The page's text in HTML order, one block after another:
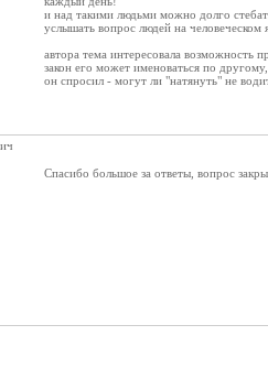
и над такими людьми можно долго
услышать вопрос людей на человеческом
автора тема интересовала возможность
закон его может именоваться по
он спросил - могут ли "натянуть" не
Спасибо большое за ответы, вопрос